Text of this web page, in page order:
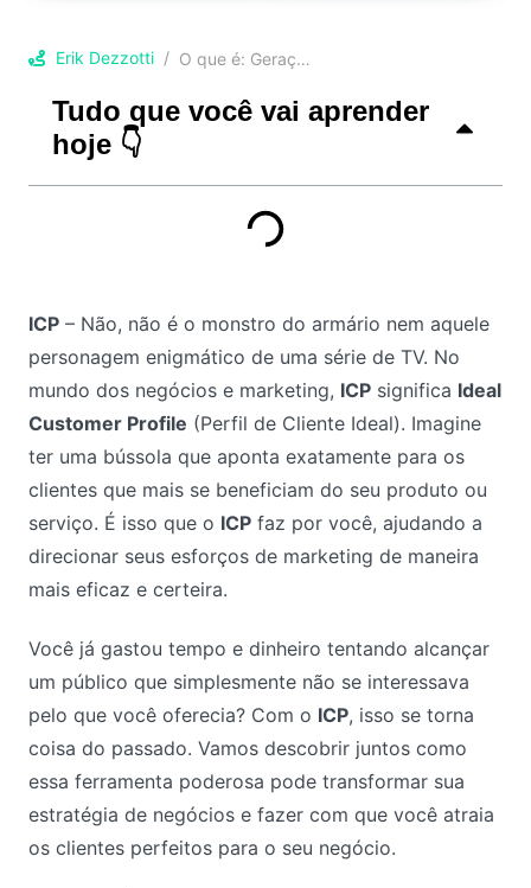
Erik Dezzotti O que é: Geração de Leads
Tudo que você vai aprender
hoje 👇
ICP – Não, não é o monstro do armário nem aquele
personagem enigmático de uma série de TV. No
mundo dos negócios e marketing, ICP significa Ideal
Customer Profile (Perfil de Cliente Ideal). Imagine
ter uma bússola que aponta exatamente para os
clientes que mais se beneficiam do seu produto ou
serviço. É isso que o ICP faz por você, ajudando a
direcionar seus esforços de marketing de maneira
mais eficaz e certeira.
Você já gastou tempo e dinheiro tentando alcançar
um público que simplesmente não se interessava
pelo que você oferecia? Com o ICP, isso se torna
coisa do passado. Vamos descobrir juntos como
essa ferramenta poderosa pode transformar sua
estratégia de negócios e fazer com que você atraia
os clientes perfeitos para o seu negócio.